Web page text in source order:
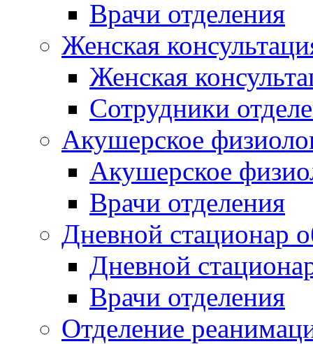
Врачи отделения
Женская
Женская
Сотрудники
Акушерское
Акушерское
Врачи отделения
Дневной стационар
Дневной
Врачи отделения
Отделение